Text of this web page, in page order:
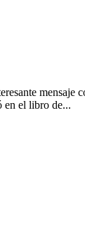
en el libro de...